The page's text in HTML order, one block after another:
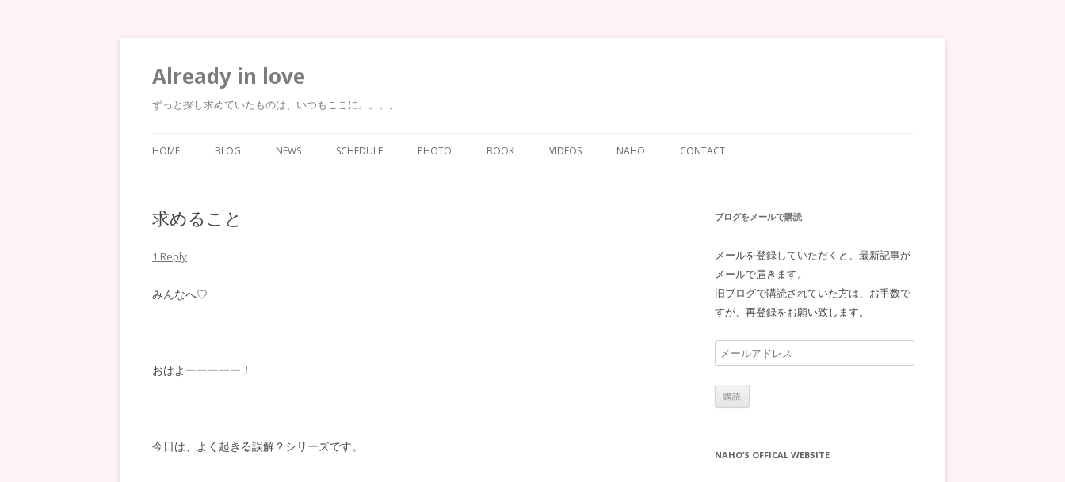
Already in love
ずっと探し求めていたものは、いつもここに。。。。
HOME BLOG NEWS SCHEDULE PHOTO BOOK VIDEOS NAHO CONTACT
求めること
1 Reply
みんなへ♡
おはよーーーーー！
今日は、よく起きる誤解？シリーズです。
ブログをメールで購読
メールを登録していただくと、最新記事が
メールで届きます。
旧ブログで購読されていた方は、お手数で
すが、再登録をお願い致します。
メ
ー
ル
ア
NAHO’S OFFICAL WEBSITE